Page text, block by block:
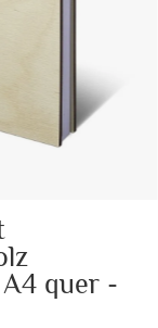
quer -